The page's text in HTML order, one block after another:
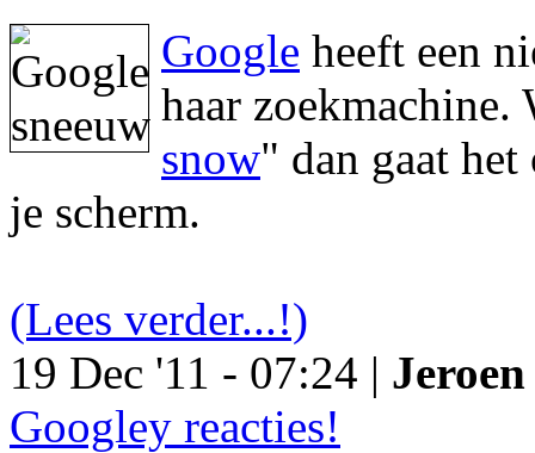
Google heeft een
haar zoekmachine.
snow" dan gaat
je scherm.
(Lees verder...!)
19 Dec '11 - 07:24 |
Googley reacties!